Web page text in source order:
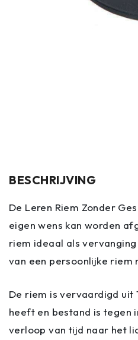
BESCHRIJVING
De Leren Riem Zonder
eigen wens kan worden
riem ideaal als
van een persoonlijke riem
De riem is vervaardigd uit
heeft en bestand is tegen
verloop van tijd naar het